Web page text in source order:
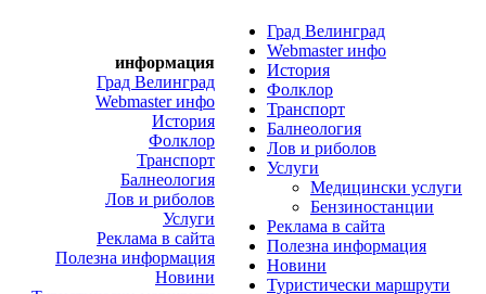
информация
Град Велинград
Webmaster инфо
История
Фолклор
Транспорт
Балнеология
Лов и риболов
Услуги
Реклама в сайта
Полезна информация
Новини
Град Велинград
Webmaster инфо
История
Фолклор
Транспорт
Балнеология
Лов и риболов
Услуги
Медицински услуги
Бензиностанции
Реклама в сайта
Полезна информация
Новини
Туристически маршрути